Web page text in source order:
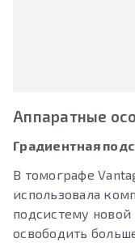
Аппаратные
Градиентная
В томографе
использовала
подсистему
освободить